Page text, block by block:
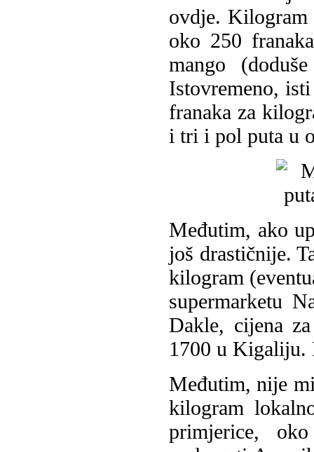
ovdje. Kilogram
oko 250
mango
Istovremeno,
franaka za
i tri i pol puta u
Međutim, ako
još drastičnije.
kilogram
supermarketu
Dakle, cijena
1700 u Kigaliju.
Međutim, nije
kilogram
primjerice,